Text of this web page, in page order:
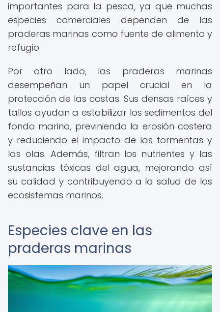
importantes para la pesca, ya que muchas
especies comerciales dependen de las
praderas marinas como fuente de alimento y
refugio.
Por otro lado, las praderas marinas
desempeñan un papel crucial en la
protección de las costas. Sus densas raíces y
tallos ayudan a estabilizar los sedimentos del
fondo marino, previniendo la erosión costera
y reduciendo el impacto de las tormentas y
las olas. Además, filtran los nutrientes y las
sustancias tóxicas del agua, mejorando así
su calidad y contribuyendo a la salud de los
ecosistemas marinos.
Especies clave en las
praderas marinas